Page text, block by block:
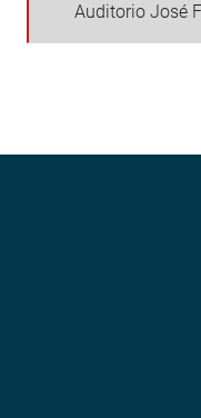
Auditorio José